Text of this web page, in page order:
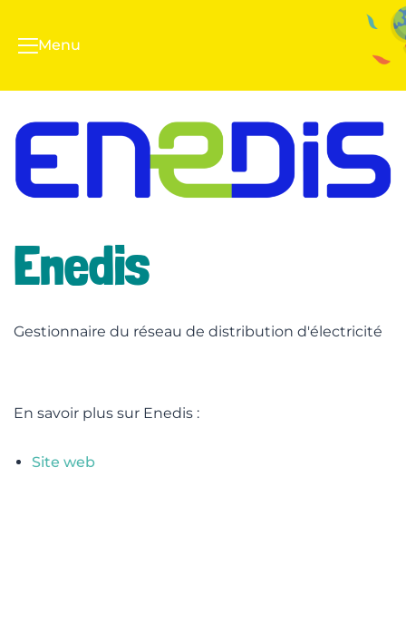
Menu
Enedis
Gestionnaire du réseau de distribution d'électricité
En savoir plus sur Enedis :
Site web